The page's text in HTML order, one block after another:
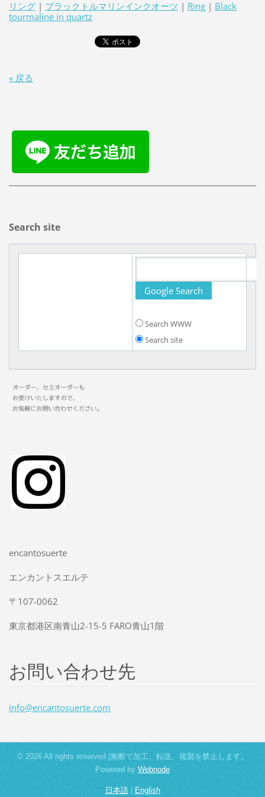
リング | ブラックトルマリンインクオーツ | Ring | Black
tourmaline in quartz
« 戻る
Search site
Search WWW
Search site
encantosuerte
エンカントスエルテ
〒107-0062
東京都港区南青山2-15-5 FARO青山1階
お問い合わせ先
info@encantosuerte.com
© 2026 All rights reserved.|無断で加工、転送、複製を禁止します。
Powered byWebnode
日本語|English